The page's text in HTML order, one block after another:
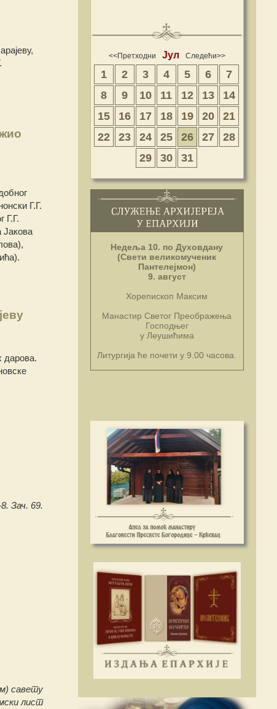
Г.Г.
Г.Г.
Јакова
дарова.
Зач. 69.
савету
лист
<<Претходни Јул Следећи>>
1 2 3 4 5 6
7
8
9 10 11 12 13
14
15
16 17 18 19 20
21
22
23 24 25 26 27
28
29
30 31
Недеља 10. по Духовдану
(Свети великомученик
Пантелејмон)
9. август
Хорепископ Максим
Манастир Светог Преображења
Господњег
у Леушићима
Литургија ће почети у 9.00 часова.